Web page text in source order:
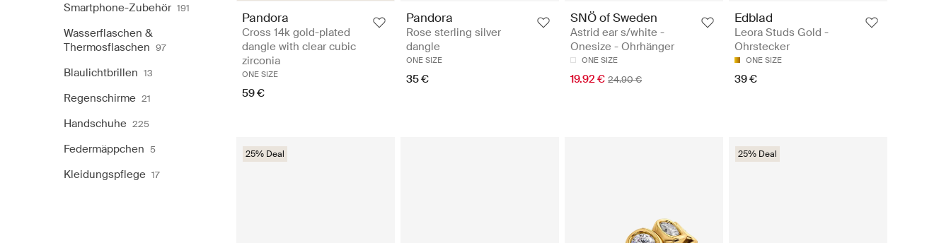
Smartphone-Zubehör 191
Wasserflaschen &
Thermosflaschen 97
Blaulichtbrillen 13
Regenschirme 21
Handschuhe 225
Federmäppchen 5
Kleidungspflege 17
Pandora
Cross 14k gold-plated
dangle with clear cubic
zirconia
ONE SIZE
59 €
Pandora
Rose sterling silver
dangle
ONE SIZE
35 €
SNÖ of Sweden
Astrid ear s/white -
Onesize - Ohrhänger
ONE SIZE
19.92 € 24.90 €
Edblad
Leora Studs Gold -
Ohrstecker
ONE SIZE
39 €
25% Deal 25% Deal